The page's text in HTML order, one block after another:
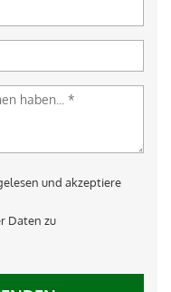
und akzeptiere
Daten zu